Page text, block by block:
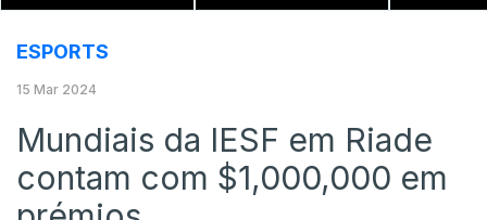
ESPORTS
15 Mar 2024
Mundiais da IESF em Riade
contam com $1,000,000 em